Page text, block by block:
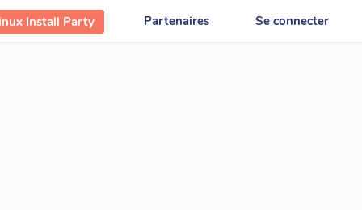
Install Party Partenaires Se connecter